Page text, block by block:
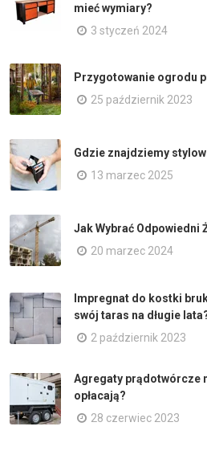
mieć wymiary?
3 styczeń 2024
Przygotowanie ogrodu
25 październik 2023
Gdzie znajdziemy
13 marzec 2025
Jak Wybrać Odpowiedni
20 marzec 2024
Impregnat do kostki
swój taras na długie
2 październik 2023
Agregaty prądotwórcze
opłacają?
28 czerwiec 2023